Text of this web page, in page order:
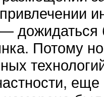
дожидаться
Потому